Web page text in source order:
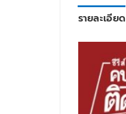
รายละเอียด